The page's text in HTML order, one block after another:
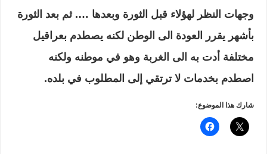
وجهات النظر لهؤلاء قبل الثورة وبعدها …. ثم بعد الثورة
بأشهر يقرر العودة الى الوطن لكنه يصطدم بعراقيل
مختلفة أدت به الى الغربة وهو في موطنه ولكنه
اصطدم بخدمات لا ترتقي إلى المطلوب في بلده.
شارك هذا الموضوع: